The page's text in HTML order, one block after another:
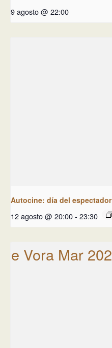
9 agosto @ 22:00
Autocine: día del espectador
12 agosto @ 20:00- 23:30